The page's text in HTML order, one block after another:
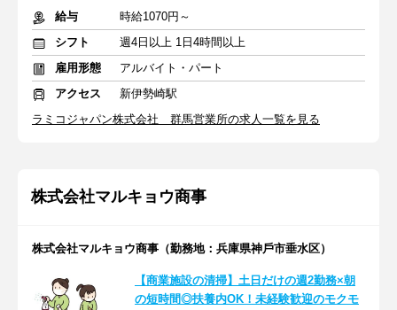
給与
時給1070円～
シフト
週4日以上 1日4時間以上
雇用形態
アルバイト・パート
アクセス
新伊勢崎駅
ラミコジャパン株式会社 群馬営業所の求人一覧を見る
株式会社マルキョウ商事
株式会社マルキョウ商事（勤務地：兵庫県神⼾市垂⽔区）
【商業施設の清掃】土日だけの週2勤務×朝
の短時間◎扶養内OK！未経験歓迎のモクモ